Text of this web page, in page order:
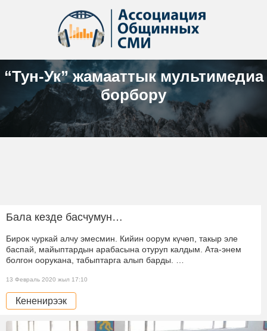
“Тун-Ук” жамааттык мультимедиа
борбору
Бала кезде басчумун…
Бирок чуркай алчу эмесмин. Кийин оорум күчөп, такыр эле
баспай, майыптардын арабасына отуруп калдым. Ата-энем
болгон оорукана, табыптарга алып барды. …
13 Февраль 2020 жыл 17:10
Кененирээк